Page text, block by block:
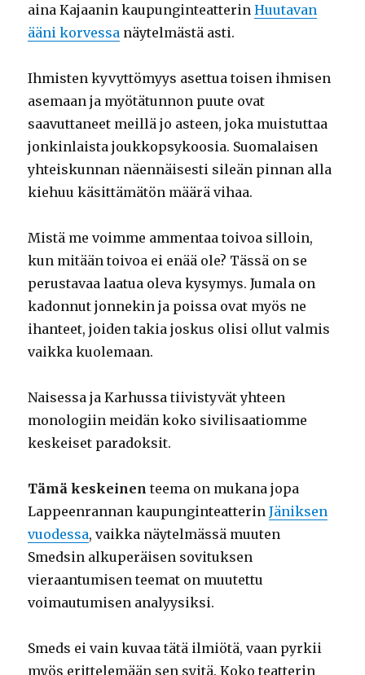
aina Kajaanin kaupunginteatterinHuutavan
ääni korvessa näytelmästä asti.
Ihmisten kyvyttömyys asettua toisen ihmisen
asemaan ja myötätunnon puute ovat
saavuttaneet meillä jo asteen, joka muistuttaa
jonkinlaista joukkopsykoosia. Suomalaisen
yhteiskunnan näennäisesti sileän pinnan alla
kiehuu käsittämätön määrä vihaa.
Mistä me voimme ammentaa toivoa silloin,
kun mitään toivoa ei enää ole? Tässä on se
perustavaa laatua oleva kysymys. Jumala on
kadonnut jonnekin ja poissa ovat myös ne
ihanteet, joiden takia joskus olisi ollut valmis
vaikka kuolemaan.
Naisessa ja Karhussa tiivistyvät yhteen
monologiin meidän koko sivilisaatiomme
keskeiset paradoksit.
Tämä keskeinen teema on mukana jopa
Lappeenrannan kaupunginteatterinJäniksen
vuodessa, vaikka näytelmässä muuten
Smedsin alkuperäisen sovituksen
vieraantumisen teemat on muutettu
voimautumisen analyysiksi.
Smeds ei vain kuvaa tätä ilmiötä, vaan pyrkii
myös erittelemään sen syitä. Koko teatterin